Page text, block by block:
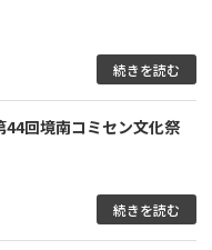
続きを読む
44回境南コミセン文化祭
続きを読む